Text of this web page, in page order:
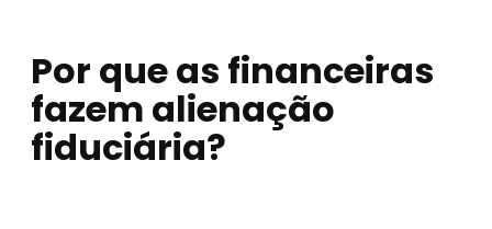
Por que as financeiras
fazem alienação
fiduciária?